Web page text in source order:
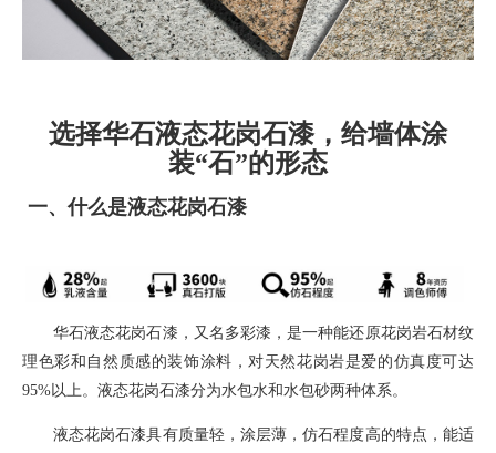
选择华石液态花岗石漆，给墙体涂
装“石”的形态
一、什么是液态花岗石漆
华石液态花岗石漆， 又名多彩漆，是一种能还原花岗岩石材纹
理色彩和自然质感的装饰涂料 ，对天然花岗岩是爱的仿真度可达
95%以上。液态花岗石漆分为水包水和水包砂两种体系。
液态花岗石漆具有质量轻，涂层薄，仿石程度高的特点，能适